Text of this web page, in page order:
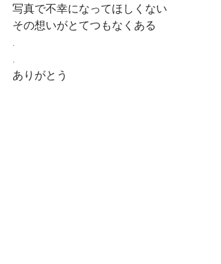
写真で不幸になってほしくない
その想いがとてつもなくある
.
.
ありがとう